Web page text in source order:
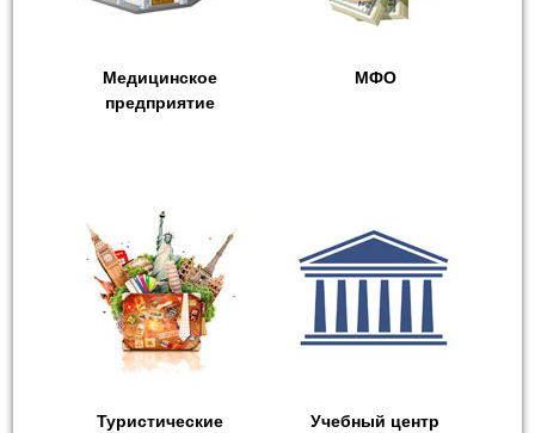
Медицинское
предприятие
МФО
Туристические
Учебный центр